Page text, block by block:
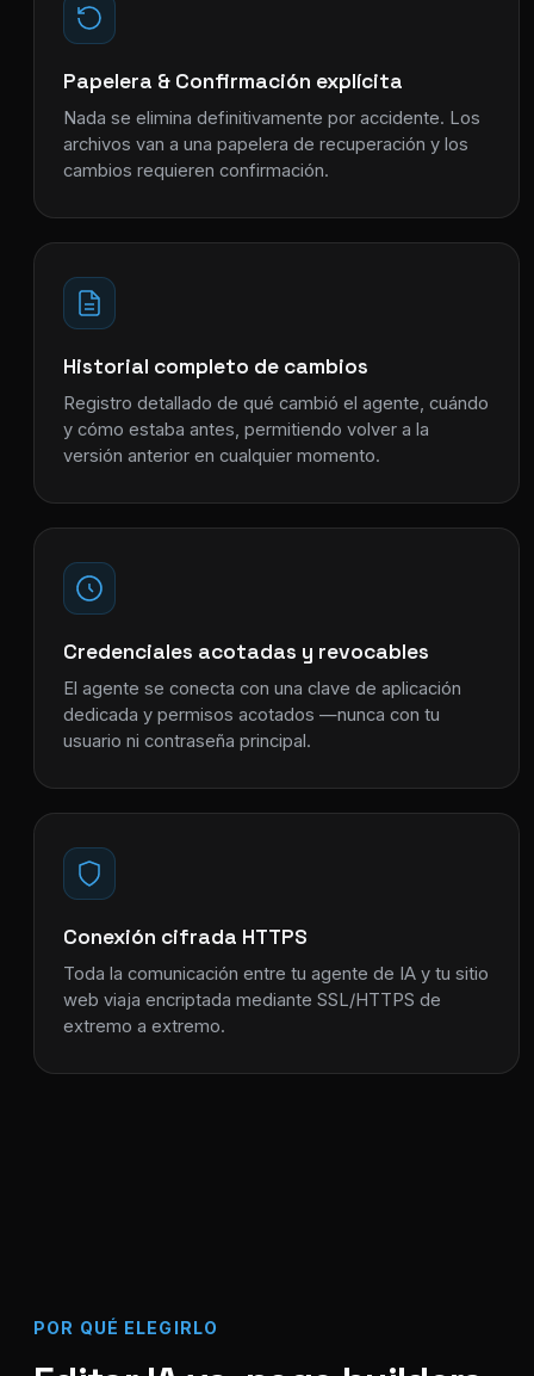
Papelera & Confirmación explícita
Nada se elimina definitivamente por accidente. Los
archivos van a una papelera de recuperación y los
cambios requieren confirmación.
Historial completo de cambios
Registro detallado de qué cambió el agente, cuándo
y cómo estaba antes, permitiendo volver a la
versión anterior en cualquier momento.
Credenciales acotadas y revocables
El agente se conecta con una clave de aplicación
dedicada y permisos acotados —nunca con tu
usuario ni contraseña principal.
Conexión cifrada HTTPS
Toda la comunicación entre tu agente de IA y tu sitio
web viaja encriptada mediante SSL/HTTPS de
extremo a extremo.
POR QUÉ ELEGIRLO